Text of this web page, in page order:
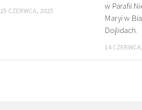
25 CZERWCA, 2025
w Parafii
Maryi w
Dojlidach.
14